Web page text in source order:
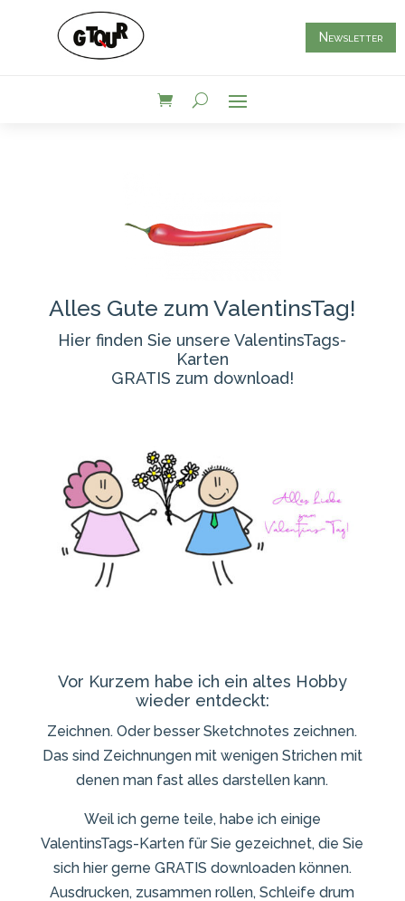
Newsletter
Alles Gute zum ValentinsTag!
Hier finden Sie unsere ValentinsTags-
Karten
GRATIS zum download!
Vor Kurzem habe ich ein altes Hobby
wieder entdeckt:
Zeichnen. Oder besser Sketchnotes zeichnen.
Das sind Zeichnungen mit wenigen Strichen mit
denen man fast alles darstellen kann.
Weil ich gerne teile, habe ich einige
ValentinsTags-Karten für Sie gezeichnet, die Sie
sich hier gerne GRATIS downloaden können.
Ausdrucken, zusammen rollen, Schleife drum